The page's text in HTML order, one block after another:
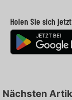
Holen Sie sich
Nächsten